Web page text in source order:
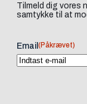
Tilmeld dig vores
samtykke til at
Email (Påkrævet)